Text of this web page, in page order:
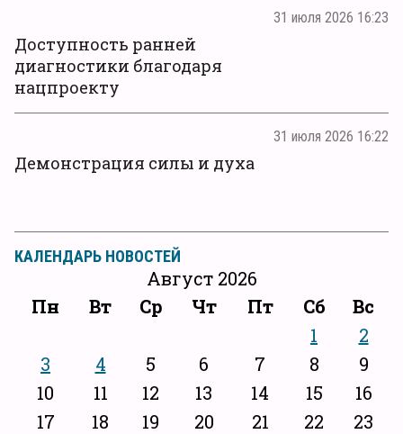
31 июля 2026 16:23
Доступность ранней
диагностики благодаря
нацпроекту
31 июля 2026 16:22
Демонстрация силы и духа
КАЛЕНДАРЬ НОВОСТЕЙ
Август 2026
Пн
Вт Ср Чт Пт Сб Вс
1
2
3
4 5 6 7 8
9
10
11 12 13 14 15
16
17
18 19 20 21 22
23